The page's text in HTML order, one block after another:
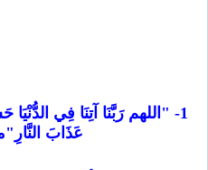
1- "اللهم رَبَّنَا آتِنَا فِي
عَذَابَ